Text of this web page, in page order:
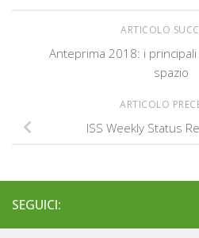
ARTICOLO
Anteprima 2018: i
spazio
ARTICOLO
ISS Weekly Status
SEGUICI: